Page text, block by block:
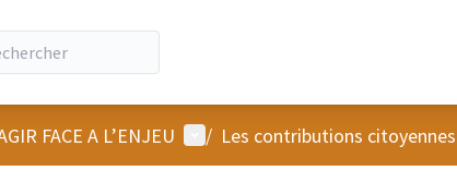
FACE A L’ENJEU Menu utilisateur
/ Les contributions citoyennes